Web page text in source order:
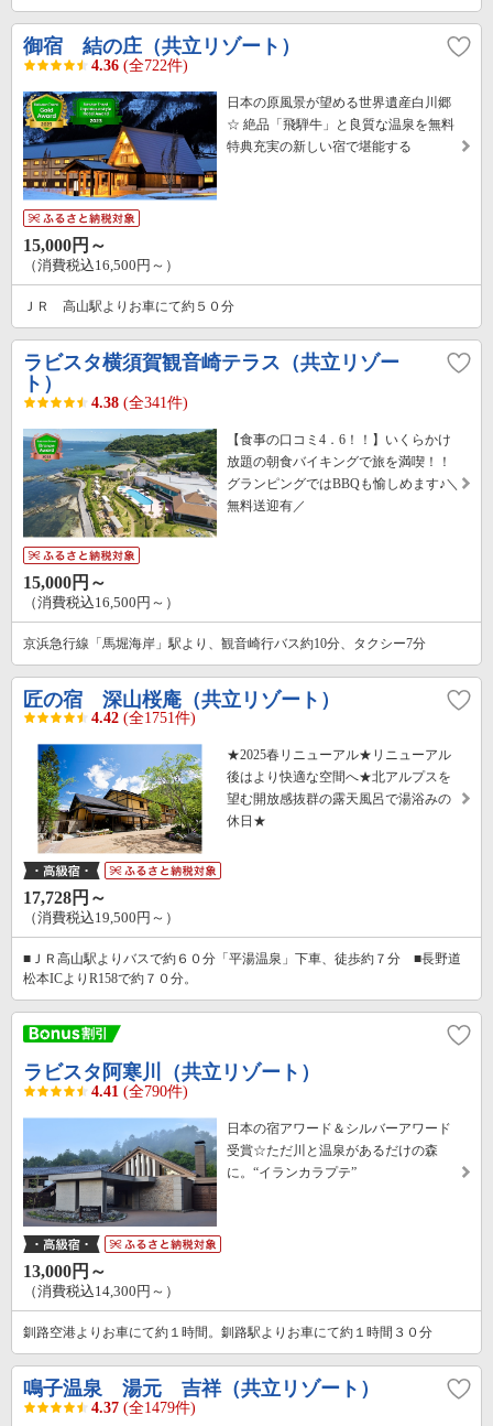
御宿 結の庄（共立リゾート）
4.36 (全722件)
日本の原風景が望める世界遺産白川郷
☆ 絶品「飛騨牛」と良質な温泉を無料
特典充実の新しい宿で堪能する
15,000円～
（消費税込16,500円～）
ＪＲ 高山駅よりお車にて約５０分
ラビスタ横須賀観音崎テラス（共立リゾー
ト）
4.38 (全341件)
【食事の口コミ4．6！！】いくらかけ
放題の朝食バイキングで旅を満喫！！
グランピングではBBQも愉しめます♪＼
無料送迎有／
15,000円～
（消費税込16,500円～）
京浜急行線「馬堀海岸」駅より、観音崎行バス約10分、タクシー7分
匠の宿 深山桜庵（共立リゾート）
4.42 (全1751件)
★2025春リニューアル★リニューアル
後はより快適な空間へ★北アルプスを
望む開放感抜群の露天風呂で湯浴みの
休日★
17,728円～
（消費税込19,500円～）
■ＪＲ高山駅よりバスで約６０分「平湯温泉」下車、徒歩約７分 ■長野道
松本ICよりR158で約７０分。
ラビスタ阿寒川（共立リゾート）
4.41 (全790件)
日本の宿アワード＆シルバーアワード
受賞☆ただ川と温泉があるだけの森
に。“イランカラプテ”
13,000円～
（消費税込14,300円～）
釧路空港よりお車にて約１時間。釧路駅よりお車にて約１時間３０分
鳴子温泉 湯元 吉祥（共立リゾート）
4.37 (全1479件)